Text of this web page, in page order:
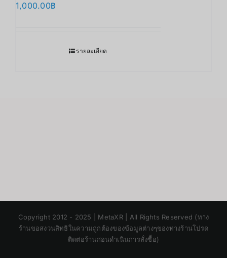
1,000.00฿
รายละเอียด
Copyright 2012 - 2025 | MetaXR | All Rights Reserved (ทาง
ร้านขอสงวนสิทธิในความถูกต้องของข้อมูลต่างๆของทางร้านโปรด
ติดต่อร้านก่อนดำเนินการสั่งซื้อ)Chinese